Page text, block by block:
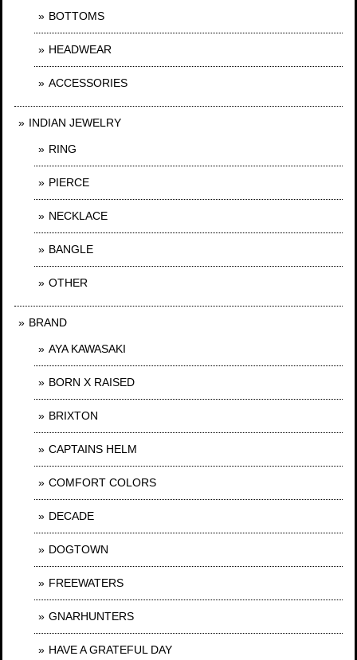
BOTTOMS
HEADWEAR
ACCESSORIES
INDIAN JEWELRY
RING
PIERCE
NECKLACE
BANGLE
OTHER
BRAND
AYA KAWASAKI
BORN X RAISED
BRIXTON
CAPTAINS HELM
COMFORT COLORS
DECADE
DOGTOWN
FREEWATERS
GNARHUNTERS
HAVE A GRATEFUL DAY